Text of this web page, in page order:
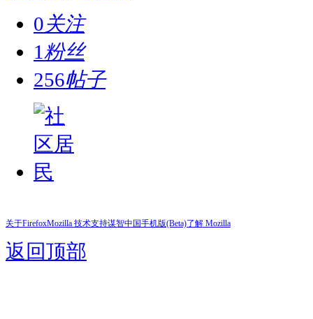
0关注
1粉丝
256帖子
关于FirefoxMozilla 技术支持谋智中国手机版(Beta)了解 Mozilla
返回顶部